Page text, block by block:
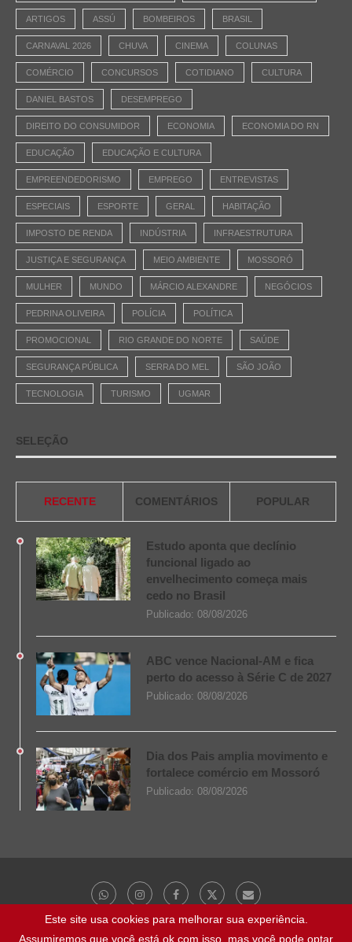
ARTIGOS ASSÚ BOMBEIROS BRASIL
CARNAVAL 2026 CHUVA CINEMA COLUNAS
COMÉRCIO CONCURSOS COTIDIANO CULTURA
DANIEL BASTOS DESEMPREGO
DIREITO DO CONSUMIDOR ECONOMIA ECONOMIA DO RN
EDUCAÇÃO EDUCAÇÃO E CULTURA
EMPREENDEDORISMO EMPREGO ENTREVISTAS
ESPECIAIS ESPORTE GERAL HABITAÇÃO
IMPOSTO DE RENDA INDÚSTRIA INFRAESTRUTURA
JUSTIÇA E SEGURANÇA MEIO AMBIENTE MOSSORÓ
MULHER MUNDO MÁRCIO ALEXANDRE NEGÓCIOS
PEDRINA OLIVEIRA POLÍCIA POLÍTICA
PROMOCIONAL RIO GRANDE DO NORTE SAÚDE
SEGURANÇA PÚBLICA SERRA DO MEL SÃO JOÃO
TECNOLOGIA TURISMO UGMAR
SELEÇÃO
RECENTE COMENTÁRIOS POPULAR
Estudo aponta que declínio
funcional ligado ao
envelhecimento começa mais
cedo no Brasil
Publicado: 08/08/2026
ABC vence Nacional-AM e fica
perto do acesso à Série C de 2027
Publicado: 08/08/2026
Dia dos Pais amplia movimento e
fortalece comércio em Mossoró
Publicado: 08/08/2026
Este site usa cookies para melhorar sua experiência.
Assumiremos que você está ok com isso, mas você pode optar